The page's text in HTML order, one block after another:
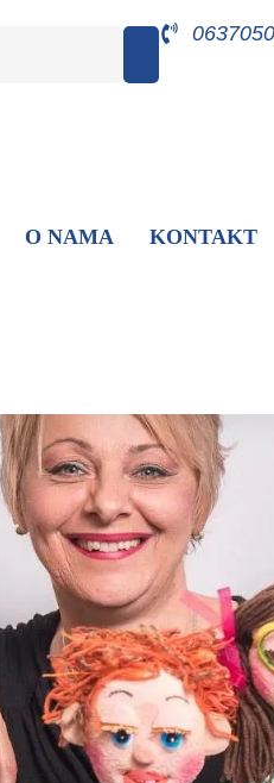
O NAMA KONTAKT